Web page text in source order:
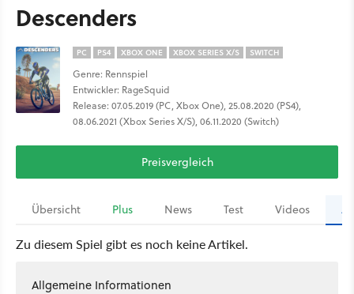
Descenders
PC PS4 XBOX ONE XBOX SERIES X/S SWITCH
Genre: Rennspiel
Entwickler: RageSquid
Release: 07.05.2019 (PC, Xbox One), 25.08.2020 (PS4),
08.06.2021 (Xbox Series X/S), 06.11.2020 (Switch)
Preisvergleich
Übersicht Plus News Test Videos
Zu diesem Spiel gibt es noch keine Artikel.
Allgemeine Informationen